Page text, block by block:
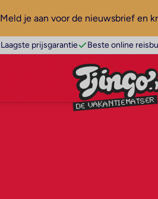
Meld je aan voor de nieuwsbrief en
Laagste prijsgarantie Beste online